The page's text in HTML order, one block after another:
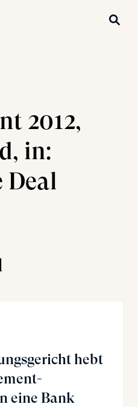
2012,
in:
Deal
hebt
eine Bank